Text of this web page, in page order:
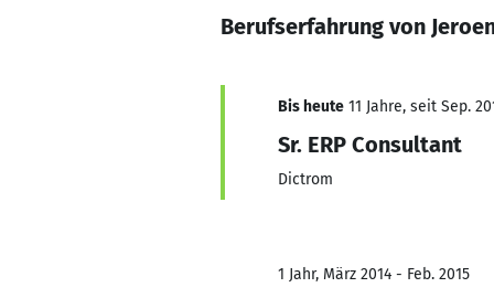
Berufserfahrung von
Bis heute 11 Jahre, seit Sep.
Sr. ERP Consultant
Dictrom
1 Jahr, März 2014 - Feb. 2015